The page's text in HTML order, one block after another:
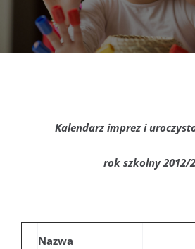
DOKUMENTY
Kalendarz imprez i
rok szkolny 2012/
Nazwa